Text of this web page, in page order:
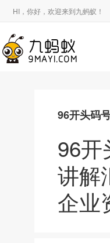
HI，你好，欢迎来到九蚂蚁！
96开头码
96
讲解
企业